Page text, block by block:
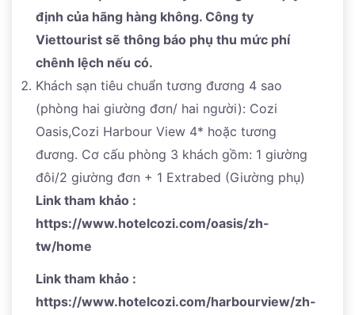
định của hãng hàng không. Công ty
Viettourist sẽ thông báo phụ thu mức phí
chênh lệch nếu có.
Khách sạn tiêu chuẩn tương đương 4 sao
(phòng hai giường đơn/ hai người): Cozi
Oasis,Cozi Harbour View 4* hoặc tương
đương. Cơ cấu phòng 3 khách gồm: 1 giường
đôi/2 giường đơn + 1 Extrabed (Giường phụ)
Link tham khảo :
https://www.hotelcozi.com/oasis/zh-
tw/home
Link tham khảo :
https://www.hotelcozi.com/harbourview/zh-